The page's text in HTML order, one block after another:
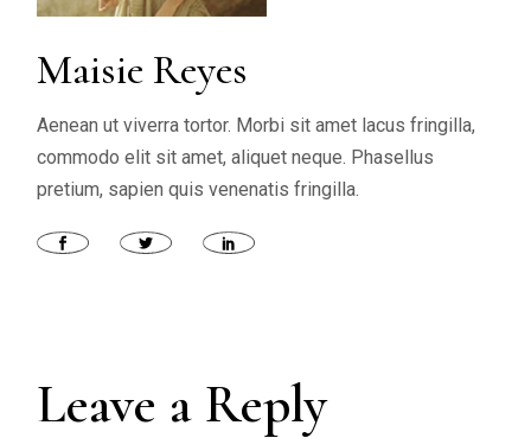
Maisie Reyes
Aenean ut viverra tortor. Morbi sit amet lacus fringilla,
commodo elit sit amet, aliquet neque. Phasellus
pretium, sapien quis venenatis fringilla.
Leave a Reply